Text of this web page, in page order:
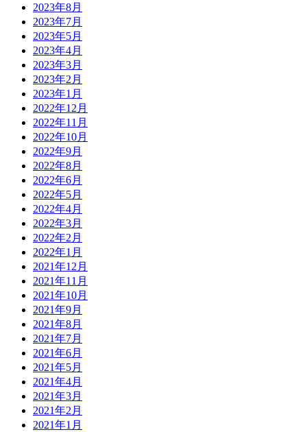
2023年8月
2023年7月
2023年5月
2023年4月
2023年3月
2023年2月
2023年1月
2022年12月
2022年11月
2022年10月
2022年9月
2022年8月
2022年6月
2022年5月
2022年4月
2022年3月
2022年2月
2022年1月
2021年12月
2021年11月
2021年10月
2021年9月
2021年8月
2021年7月
2021年6月
2021年5月
2021年4月
2021年3月
2021年2月
2021年1月